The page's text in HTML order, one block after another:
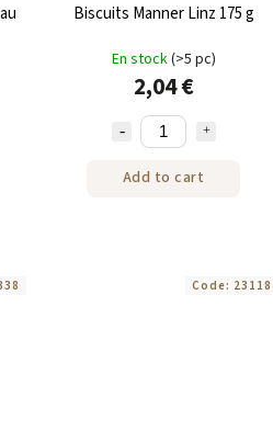
Biscuits Manner Linz 175 g
En stock(>5 pc)
2,04 €
Add to cart
Code: 23118